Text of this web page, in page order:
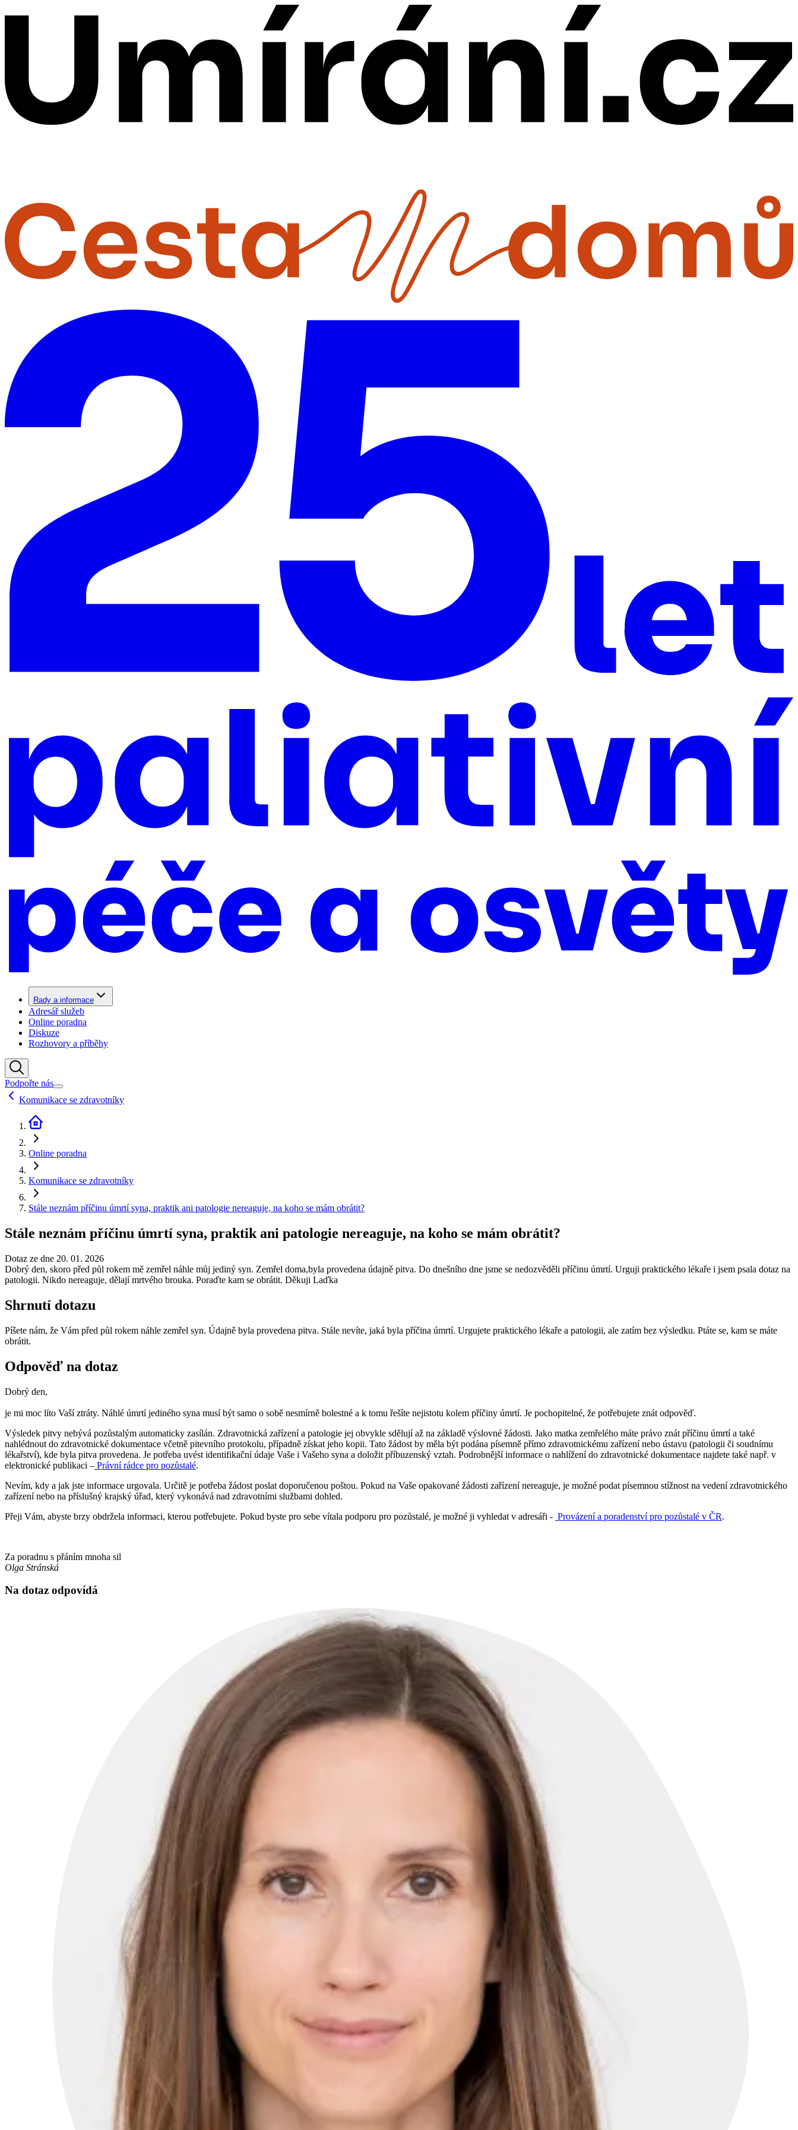
Rady a informace
Adresář služeb
Online poradna
Diskuze
Rozhovory a příběhy
Podpořte nás
Komunikace se zdravotníky
Online poradna
Komunikace se zdravotníky
Stále neznám příčinu úmrtí syna, praktik ani patologie nereaguje, na koho se mám obrátit?
Stále neznám příčinu úmrtí syna, praktik ani patologie nereaguje, na koho se mám obrátit?
Dotaz ze dne 20. 01. 2026
Dobrý den, skoro před půl rokem mě zemřel náhle můj jediný syn. Zemřel doma,byla provedena údajně pitva. Do dnešního dne jsme se nedozvěděli příčinu úmrtí. Urguji praktického lékaře i jsem psala dotaz na
patologii. Nikdo nereaguje, dělají mrtvého brouka. Poraďte kam se obrátit. Děkuji Laďka
Shrnutí dotazu
Píšete nám, že Vám před půl rokem náhle zemřel syn. Údajně byla provedena pitva. Stále nevíte, jaká byla příčina úmrtí. Urgujete praktického lékaře a patologii, ale zatím bez výsledku. Ptáte se, kam se máte
obrátit.
Odpověď na dotaz
Dobrý den,
je mi moc líto Vaší ztráty. Náhlé úmrtí jediného syna musí být samo o sobě nesmírně bolestné a k tomu řešíte nejistotu kolem příčiny úmrtí. Je pochopitelné, že potřebujete znát odpověď.
Výsledek pitvy nebývá pozůstalým automaticky zasílán. Zdravotnická zařízení a patologie jej obvykle sdělují až na základě výslovné žádosti. Jako matka zemřelého máte právo znát příčinu úmrtí a také
nahlédnout do zdravotnické dokumentace včetně pitevního protokolu, případně získat jeho kopii. Tato žádost by měla být podána písemně přímo zdravotnickému zařízení nebo ústavu (patologii či soudnímu
lékařství), kde byla pitva provedena. Je potřeba uvést identifikační údaje Vaše i Vašeho syna a doložit příbuzenský vztah. Podrobnější informace o nahlížení do zdravotnické dokumentace najdete také např. v
elektronické publikaci – Právní rádce pro pozůstalé.
Nevím, kdy a jak jste informace urgovala. Určitě je potřeba žádost poslat doporučenou poštou. Pokud na Vaše opakované žádosti zařízení nereaguje, je možné podat písemnou stížnost na vedení zdravotnického
zařízení nebo na příslušný krajský úřad, který vykonává nad zdravotními službami dohled.
Přeji Vám, abyste brzy obdržela informaci, kterou potřebujete. Pokud byste pro sebe vítala podporu pro pozůstalé, je možné ji vyhledat v adresáři - Provázení a poradenství pro pozůstalé v ČR.
Za poradnu s přáním mnoha sil
Olga Stránská
Na dotaz odpovídá